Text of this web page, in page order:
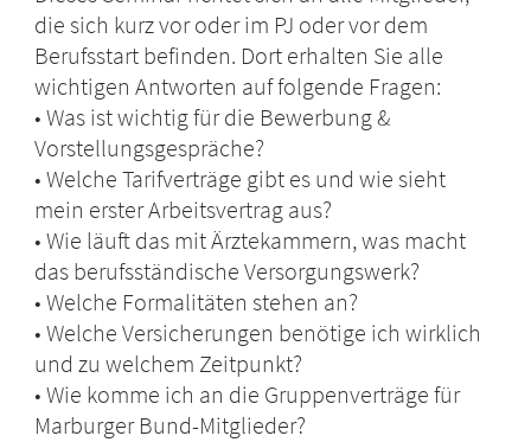
die sich kurz vor oder im PJ oder vor dem
Berufsstart befinden. Dort erhalten Sie alle
wichtigen Antworten auf folgende Fragen:
• Was ist wichtig für die Bewerbung &
Vorstellungsgespräche?
• Welche Tarifverträge gibt es und wie sieht
mein erster Arbeitsvertrag aus?
• Wie läuft das mit Ärztekammern, was macht
das berufsständische Versorgungswerk?
• Welche Formalitäten stehen an?
• Welche Versicherungen benötige ich wirklich
und zu welchem Zeitpunkt?
• Wie komme ich an die Gruppenverträge für
Marburger Bund-Mitglieder?